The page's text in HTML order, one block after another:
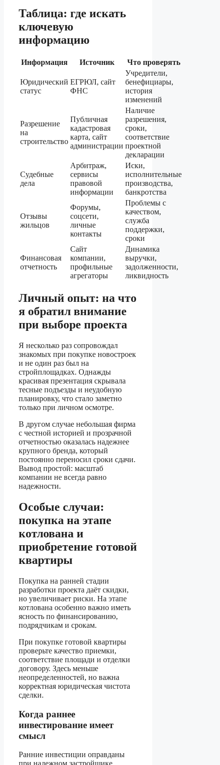
Таблица: где искать
ключевую
информацию
Информация Источник Что проверять
Юридический
статус
ЕГРЮЛ, сайт
ФНС
Учредители,
бенефициары,
история
изменений
Разрешение
на
строительство
Публичная
кадастровая
карта, сайт
администрации
Наличие
разрешения,
сроки,
соответствие
проектной
декларации
Судебные
дела
Арбитраж,
сервисы
правовой
информации
Иски,
исполнительные
производства,
банкротства
Отзывы
жильцов
Форумы,
соцсети,
личные
контакты
Проблемы с
качеством,
служба
поддержки,
сроки
Финансовая
отчетность
Сайт
компании,
профильные
агрегаторы
Динамика
выручки,
задолженности,
ликвидность
Личный опыт: на что
я обратил внимание
при выборе проекта
Я несколько раз сопровождал
знакомых при покупке новостроек
и не один раз был на
стройплощадках. Однажды
красивая презентация скрывала
тесные подъезды и неудобную
планировку, что стало заметно
только при личном осмотре.
В другом случае небольшая фирма
с честной историей и прозрачной
отчетностью оказалась надежнее
крупного бренда, который
постоянно переносил сроки сдачи.
Вывод простой: масштаб
компании не всегда равно
надежности.
Особые случаи:
покупка на этапе
котлована и
приобретение готовой
квартиры
Покупка на ранней стадии
разработки проекта даёт скидки,
но увеличивает риски. На этапе
котлована особенно важно иметь
ясность по финансированию,
подрядчикам и срокам.
При покупке готовой квартиры
проверьте качество приемки,
соответствие площади и отделки
договору. Здесь меньше
неопределенностей, но важна
корректная юридическая чистота
сделки.
Когда раннее
инвестирование имеет
смысл
Ранние инвестиции оправданы